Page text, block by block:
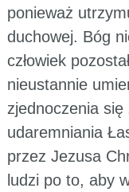
ponieważ
duchowej. Bóg
człowiek
nieustannie
zjednoczenia
udaremniania
przez Jezusa
ludzi po to, aby